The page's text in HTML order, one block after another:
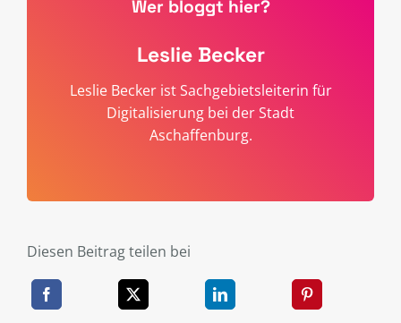
Wer bloggt hier?
Leslie Becker
Leslie Becker ist Sachgebietsleiterin für
Digitalisierung bei der Stadt
Aschaffenburg.
Diesen Beitrag teilen bei